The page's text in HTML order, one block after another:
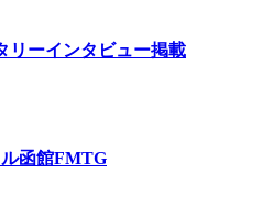
リーインタビュー掲載
ル函館FMTG